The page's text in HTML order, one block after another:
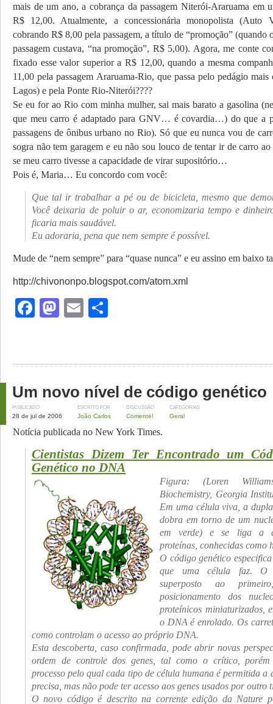
mais de um ano, a cobrança da passagem Niterói-Araruama em
R$ 12,00. Atualmente, a concessionária monopolista (Auto
cobrando R$ 8,00 pela passagem, a título de “promoção”
passagem custava, “na promoção”, R$ 5,00). Agora, me conte
fixado esse valor superior a R$ 12,00, quando a mesma
11,00 pela passagem Araruama-Rio, que passa pelo pedágio
Lagos) e pela Ponte Rio-Niterói????
Se eu for ao Rio com minha mulher, sai mais barato a gasolina
que meu carro é adaptado para GNV… é covardia…) do que a
passagens de ônibus urbano no Rio). Só que eu nunca vou de
sogra não tem garagem e eu não sou louco de tentar ir de carro
se meu carro tivesse a capacidade de virar supositório…
Pois é, Maria… Eu concordo com você:
Que tal ir trabalhar a pé ou de bicicleta, mesmo que
Você deixaria de poluir o ar, economizaria tempo e
ficaria mais saudável.
Eu adoraria, pena que nem sempre é possível.
Mude de “nem sempre” para “quase nunca” e eu assino em baixo
http://chivononpo.blogspot.com/atom.xml
Facebook
Mastodon
Email
Um novo nível de código genético
PUBLICADO
28 de jul de 2006
ESCRITO POR
João Carlos
DISCUSSÃO
Comente!
CATEGORIAS
Geral
Notícia publicada no New York Times.
Cientistas Dizem Ter Encontrado um
Genético no DNA
Figura: (Loren
Biochemistry, Georgia
Em uma célula viva, a
dobra em torno de um
em verde) e se liga a
proteínas, conhecidas como
O código genético
que uma célula faz. O
superposto ao
posicionamento dos
proteínicos miniaturizados,
o DNA é enrolado. Os
como controlam o acesso ao próprio DNA.
Esta descoberta, caso confirmada, pode abrir novas
ordem de controle dos genes, tal como o crítico, porém
processo pelo qual cada tipo de célula humana é permitida a
precisa, mas não pode ter acesso aos genes usados por outro
O novo código é descrito na corrente edição daNature